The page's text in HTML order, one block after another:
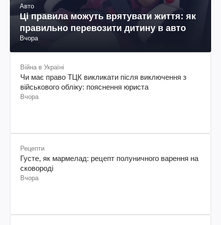
Авто
Ці правила можуть врятувати життя: як
правильно перевозити дитину в авто
Вчора
Війна в Україні
Чи має право ТЦК викликати після виключення з
військового обліку: пояснення юриста
Вчора
Рецепти
Густе, як мармелад: рецепт полуничного варення на
сковороді
Вчора